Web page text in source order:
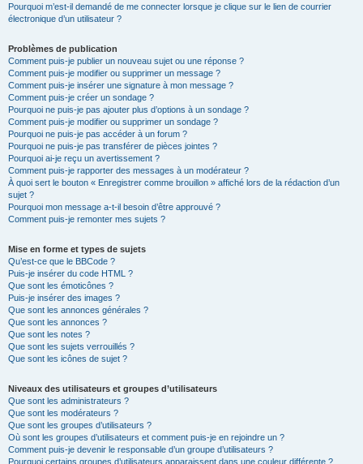
Pourquoi m’est-il demandé de me connecter lorsque je clique sur le lien de courrier
électronique d’un utilisateur ?
Problèmes de publication
Comment puis-je publier un nouveau sujet ou une réponse ?
Comment puis-je modifier ou supprimer un message ?
Comment puis-je insérer une signature à mon message ?
Comment puis-je créer un sondage ?
Pourquoi ne puis-je pas ajouter plus d’options à un sondage ?
Comment puis-je modifier ou supprimer un sondage ?
Pourquoi ne puis-je pas accéder à un forum ?
Pourquoi ne puis-je pas transférer de pièces jointes ?
Pourquoi ai-je reçu un avertissement ?
Comment puis-je rapporter des messages à un modérateur ?
À quoi sert le bouton « Enregistrer comme brouillon » affiché lors de la rédaction d’un
sujet ?
Pourquoi mon message a-t-il besoin d’être approuvé ?
Comment puis-je remonter mes sujets ?
Mise en forme et types de sujets
Qu’est-ce que le BBCode ?
Puis-je insérer du code HTML ?
Que sont les émoticônes ?
Puis-je insérer des images ?
Que sont les annonces générales ?
Que sont les annonces ?
Que sont les notes ?
Que sont les sujets verrouillés ?
Que sont les icônes de sujet ?
Niveaux des utilisateurs et groupes d’utilisateurs
Que sont les administrateurs ?
Que sont les modérateurs ?
Que sont les groupes d’utilisateurs ?
Où sont les groupes d’utilisateurs et comment puis-je en rejoindre un ?
Comment puis-je devenir le responsable d’un groupe d’utilisateurs ?
Pourquoi certains groupes d’utilisateurs apparaissent dans une couleur différente ?